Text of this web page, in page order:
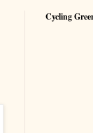
Cycling